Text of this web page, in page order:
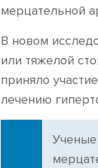
мерцательной
В новом
или тяжелой
приняло
лечению
Ученые